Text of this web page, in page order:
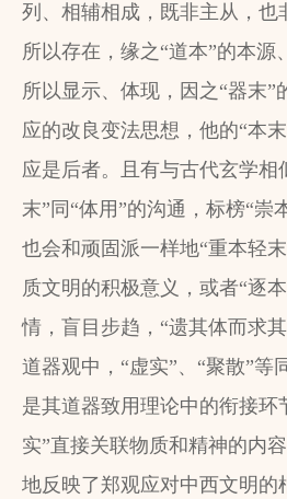
列、相辅相成，既非主从，也
所以存在，缘之“道本”的本源
所以显示、体现，因之“器末”
应的改良变法思想，他的“本
应是后者。且有与古代玄学相
末”同“体用”的沟通，标榜“崇
也会和顽固派一样地“重本轻
质文明的积极意义，或者“逐
情，盲目步趋，“遗其体而求
道器观中，“虚实”、“聚散”等
是其道器致用理论中的衔接环
实”直接关联物质和精神的内
地反映了郑观应对中西文明的